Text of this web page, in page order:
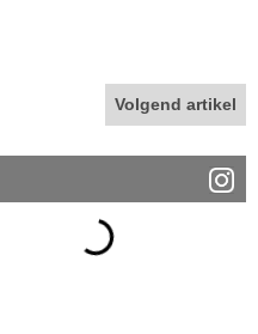
Volgend artikel